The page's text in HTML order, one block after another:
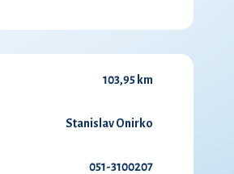
103,95 km
Stanislav Onirko
051-3100207